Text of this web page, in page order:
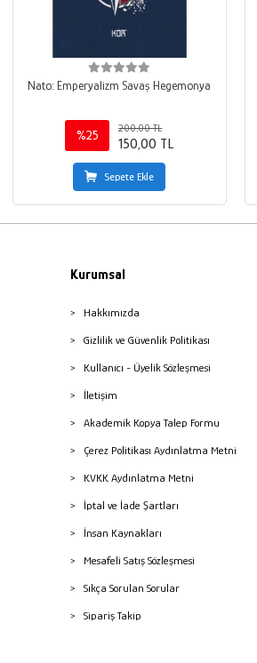
Nato: Emperyalizm Savaş Hegemonya
%25
200,00 TL
150,00 TL
Sepete Ekle
Kurumsal
Hakkımızda
Gizlilik ve Güvenlik Politikası
Kullanıcı - Üyelik Sözleşmesi
İletişim
Akademik Kopya Talep Formu
Çerez Politikası Aydınlatma Metni
KVKK Aydınlatma Metni
İptal ve İade Şartları
İnsan Kaynakları
Mesafeli Satış Sözleşmesi
Sıkça Sorulan Sorular
Sipariş Takip